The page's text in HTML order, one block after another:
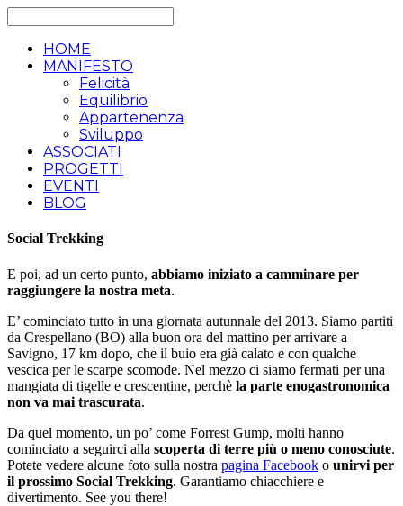
HOME
MANIFESTO
Felicità
Equilibrio
Appartenenza
Sviluppo
ASSOCIATI
PROGETTI
EVENTI
BLOG
Social Trekking
E poi, ad un certo punto, abbiamo iniziato a camminare per
raggiungere la nostra meta.
E’ cominciato tutto in una giornata autunnale del 2013. Siamo partiti
da Crespellano (BO) alla buon ora del mattino per arrivare a
Savigno, 17 km dopo, che il buio era già calato e con qualche
vescica per le scarpe scomode. Nel mezzo ci siamo fermati per una
mangiata di tigelle e crescentine, perchè la parte enogastronomica
non va mai trascurata.
Da quel momento, un po’ come Forrest Gump, molti hanno
cominciato a seguirci alla scoperta di terre più o meno conosciute.
Potete vedere alcune foto sulla nostra pagina Facebook o unirvi per
il prossimo Social Trekking. Garantiamo chiacchiere e
divertimento. See you there!